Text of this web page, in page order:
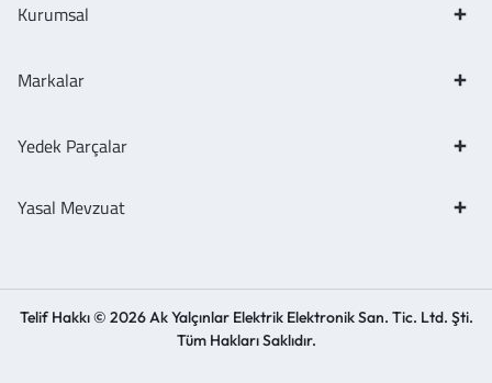
Kurumsal
Markalar
Yedek Parçalar
Yasal Mevzuat
Telif Hakkı © 2026 Ak Yalçınlar Elektrik Elektronik San. Tic. Ltd. Şti.
Tüm Hakları Saklıdır.